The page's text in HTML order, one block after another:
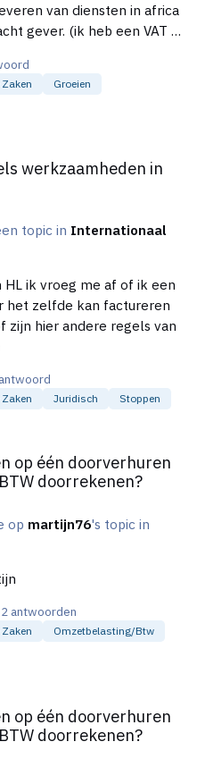
van diensten in africa
gever. (ik heb een VAT nr
btw gerekend (heb
aan de belastingdienst)
moet voor
Groeien
werkzaamheden in
topic in Internationaal
een
het zelfde kan factureren
Juridisch Stoppen
op één doorverhuren
doorrekenen?
op martijn76's topic in
martijn
2 antwoorden
Omzetbelasting/btw
op één doorverhuren
doorrekenen?